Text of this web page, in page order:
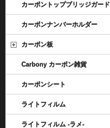
カーボントップブリッジガード
カーボンナンバーホルダー
カーボン板
Carbony カーボン雑貨
カーボンシート
ライトフィルム
ライトフィルム -ラメ-